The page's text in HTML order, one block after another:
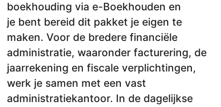
boekhouding via e-Boekhouden en
je bent bereid dit pakket je eigen te
maken. Voor de bredere financiële
administratie, waaronder facturering, de
jaarrekening en fiscale verplichtingen,
werk je samen met een vast
administratiekantoor. In de dagelijkse